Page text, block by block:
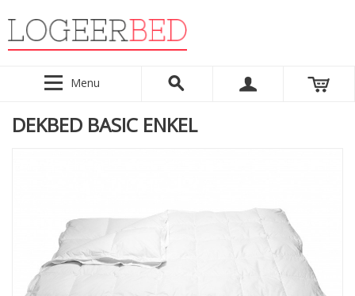
Menu
DEKBED BASIC ENKEL